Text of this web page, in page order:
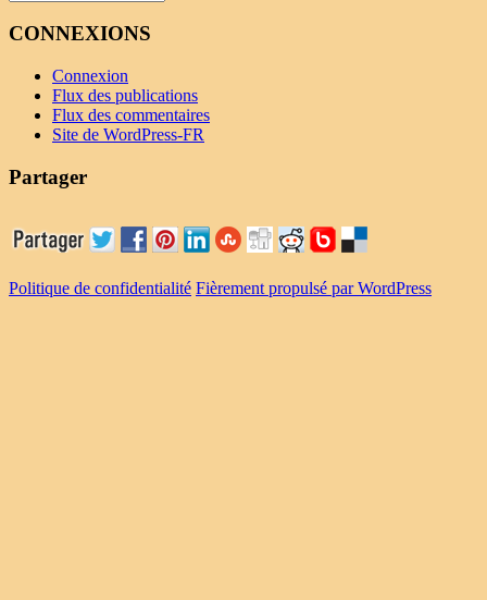
CONNEXIONS
Connexion
Flux des publications
Flux des commentaires
Site de WordPress-FR
Partager
Politique de confidentialité Fièrement propulsé par WordPress